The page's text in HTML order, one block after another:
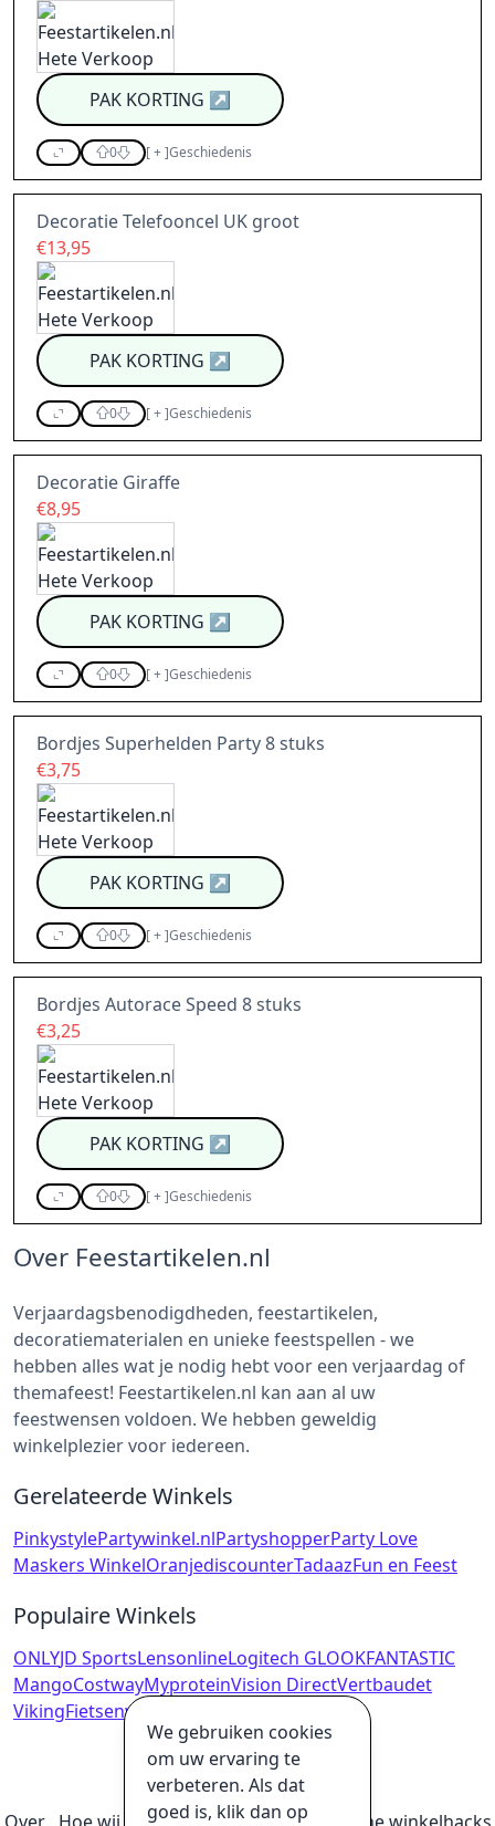
PAK KORTING ↗
0 [+]Geschiedenis
Decoratie Telefooncel UK groot
€13,95
PAK KORTING ↗
0 [+]Geschiedenis
Decoratie Giraffe
€8,95
PAK KORTING ↗
0 [+]Geschiedenis
Bordjes Superhelden Party 8 stuks
€3,75
PAK KORTING ↗
0 [+]Geschiedenis
Bordjes Autorace Speed 8 stuks
€3,25
PAK KORTING ↗
0 [+]Geschiedenis
Over Feestartikelen.nl
Verjaardagsbenodigdheden, feestartikelen,
decoratiematerialen en unieke feestspellen - we
hebben alles wat je nodig hebt voor een verjaardag of
themafeest! Feestartikelen.nl kan aan al uw
feestwensen voldoen. We hebben geweldig
winkelplezier voor iedereen.
Gerelateerde Winkels
PinkystylePartywinkel.nlPartyshopperParty Love
Maskers WinkelOranjediscounterTadaazFun en Feest
Populaire Winkels
ONLYJD SportsLensonlineLogitech GLOOKFANTASTIC
MangoCostwayMyproteinVision DirectVertbaudet
VikingFietsenwinkel.nl
We gebruiken cookies
om uw ervaring te
verbeteren. Als dat
goed is, klik dan op